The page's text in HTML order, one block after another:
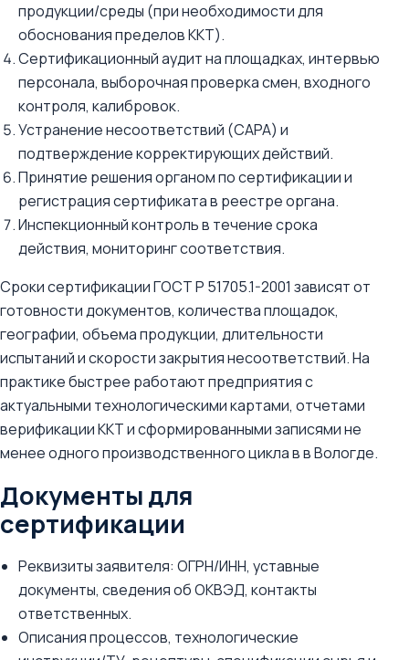
продукции/среды (при необходимости для
обоснования пределов ККТ).
Сертификационный аудит на площадках, интервью
персонала, выборочная проверка смен, входного
контроля, калибровок.
Устранение несоответствий (CAPA) и
подтверждение корректирующих действий.
Принятие решения органом по сертификации и
регистрация сертификата в реестре органа.
Инспекционный контроль в течение срока
действия, мониторинг соответствия.
Сроки сертификации ГОСТ Р 51705.1-2001 зависят от
готовности документов, количества площадок,
географии, объема продукции, длительности
испытаний и скорости закрытия несоответствий. На
практике быстрее работают предприятия с
актуальными технологическими картами, отчетами
верификации ККТ и сформированными записями не
менее одного производственного цикла в в Вологде.
Документы для
сертификации
Реквизиты заявителя: ОГРН/ИНН, уставные
документы, сведения об ОКВЭД, контакты
ответственных.
Описания процессов, технологические